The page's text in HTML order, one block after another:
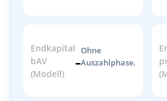
Endkapital
bAV
(Modell)
–
Ohne
Auszahlphase.